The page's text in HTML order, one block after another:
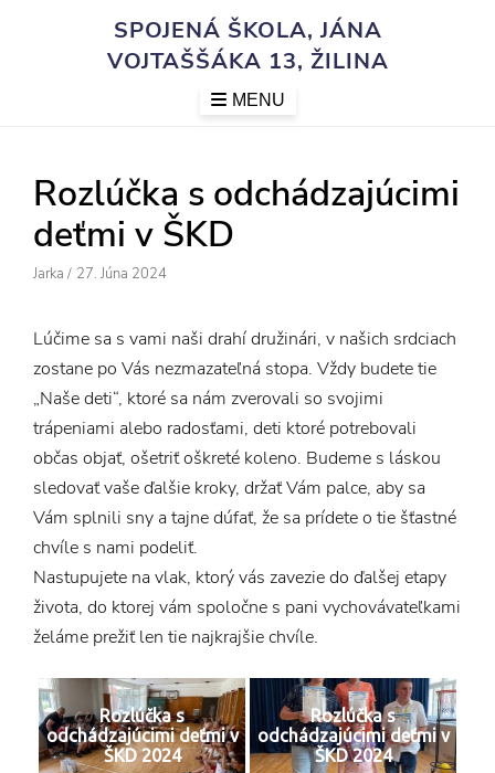
SPOJENÁ ŠKOLA, JÁNA
VOJTAŠŠÁKA 13, ŽILINA
MENU
Rozlúčka s odchádzajúcimi
deťmi v ŠKD
Author
Jarka / Posted
27. Júna 2024
Lúčime sa s vami naši drahí družinári, v našich srdciach
zostane po Vás nezmazateľná stopa. Vždy budete tie
„Naše deti“, ktoré sa nám zverovali so svojimi
trápeniami alebo radosťami, deti ktoré potrebovali
občas objať, ošetriť oškreté koleno. Budeme s láskou
sledovať vaše ďalšie kroky, držať Vám palce, aby sa
Vám splnili sny a tajne dúfať, že sa prídete o tie šťastné
chvíle s nami podeliť.
Nastupujete na vlak, ktorý vás zavezie do ďalšej etapy
života, do ktorej vám spoločne s pani vychovávateľkami
želáme prežiť len tie najkrajšie chvíle.
Rozlúčka s
odchádzajúcimi deťmi v
ŠKD 2024
Rozlúčka s
odchádzajúcimi deťmi v
ŠKD 2024